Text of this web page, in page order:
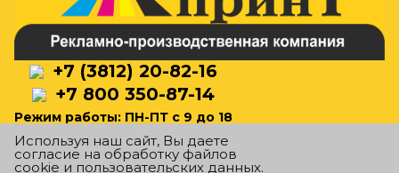
+7 (3812) 20-82-16
+7 800 350-87-14
Режим работы: ПН-ПТ с 9 до 18
Используя наш сайт, Вы даете
согласие на обработку файлов
cookie и пользовательских данных.